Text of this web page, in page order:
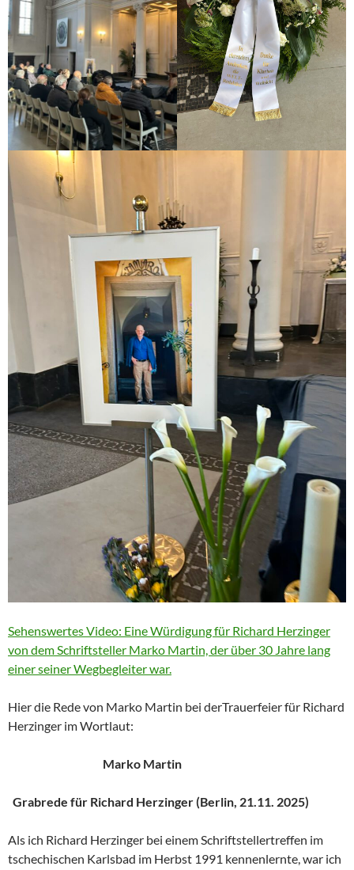
Sehenswertes Video: Eine Würdigung für Richard Herzinger
von dem Schriftsteller Marko Martin, der über 30 Jahre lang
einer seiner Wegbegleiter war.
Hier die Rede von Marko Martin bei derTrauerfeier für Richard
Herzinger im Wortlaut:
Marko Martin
Grabrede für Richard Herzinger (Berlin, 21.11. 2025)
Als ich Richard Herzinger bei einem Schriftstellertreffen im
tschechischen Karlsbad im Herbst 1991 kennenlernte, war ich